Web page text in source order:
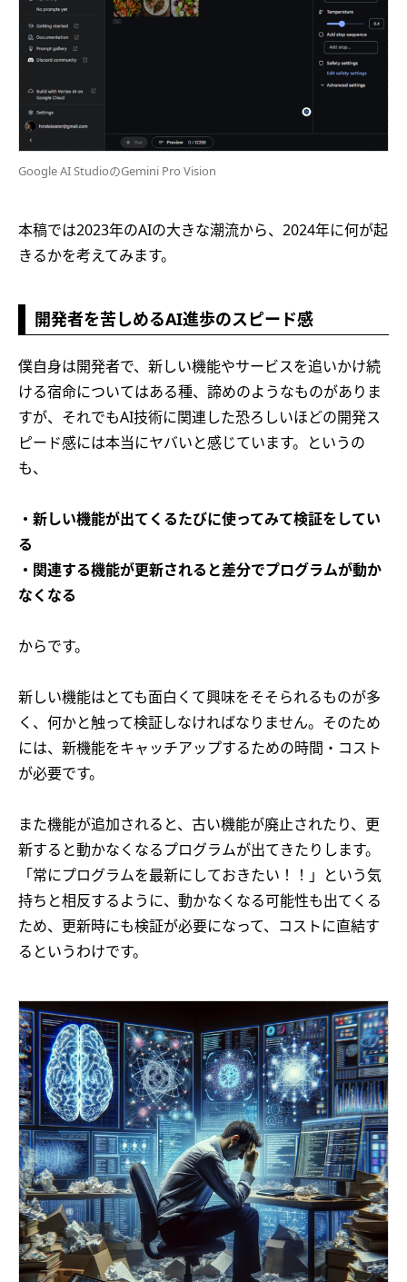
Google AI StudioのGemini Pro Vision
本稿では2023年のAIの大きな潮流から、2024年に何が起
きるかを考えてみます。
開発者を苦しめるAI進歩のスピード感
僕自身は開発者で、新しい機能やサービスを追いかけ続
ける宿命についてはある種、諦めのようなものがありま
すが、それでもAI技術に関連した恐ろしいほどの開発ス
ピード感には本当にヤバいと感じています。というの
も、
・新しい機能が出てくるたびに使ってみて検証をしてい
る
・関連する機能が更新されると差分でプログラムが動か
なくなる
からです。
新しい機能はとても面白くて興味をそそられるものが多
く、何かと触って検証しなければなりません。そのため
には、新機能をキャッチアップするための時間・コスト
が必要です。
また機能が追加されると、古い機能が廃止されたり、更
新すると動かなくなるプログラムが出てきたりします。
「常にプログラムを最新にしておきたい！！」という気
持ちと相反するように、動かなくなる可能性も出てくる
ため、更新時にも検証が必要になって、コストに直結す
るというわけです。